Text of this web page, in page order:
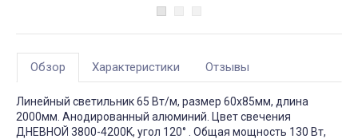
Обзор Характеристики Отзывы
Линейный светильник 65 Вт/м, размер 60х85мм, длина
2000мм. Анодированный алюминий. Цвет свечения
ДНЕВНОЙ 3800-4200K, угол 120° . Общая мощность 130 Вт,